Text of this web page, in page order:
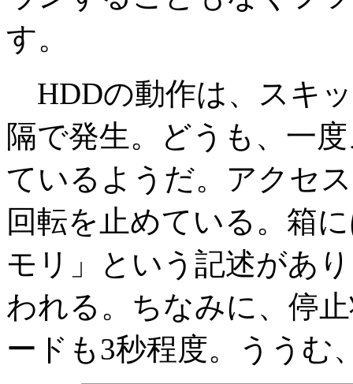
す。
HDDの動作は、スキ
隔で発生。どうも、一
ているようだ。アクセ
回転を止めている。箱
モリ」という記述があ
われる。ちなみに、停
ードも3秒程度。ううむ